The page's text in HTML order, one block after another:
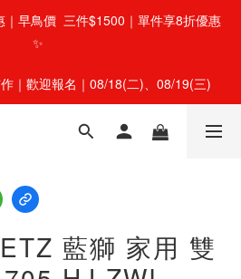
｜早鳥價  三件$1500｜單件享8折優惠
✨
｜歡迎報名｜08/18(二)、08/19(三)
藍獅 家用 雙